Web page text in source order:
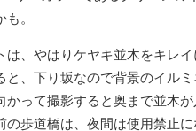
ケヤキ100本がLEDで装飾さ
リエカラーであるグリーンの
も。